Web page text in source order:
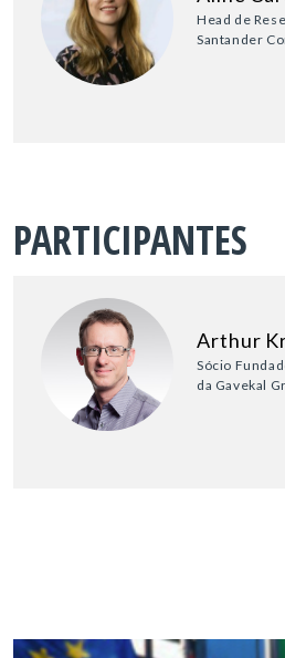
Head de
Santander
PARTICIPANTES
Arthur
Sócio
da Gavekal